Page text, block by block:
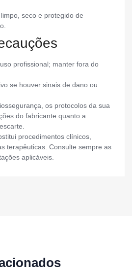
seco e protegido de
profissional; manter fora do
se houver sinais de dano ou
os protocolos da sua
do fabricante quanto a
procedimentos clínicos,
terapêuticas. Consulte sempre as
aplicáveis.